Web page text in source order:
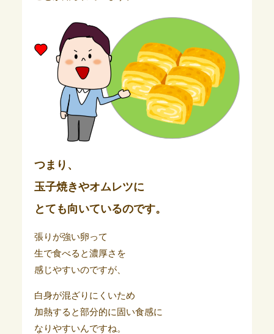
つまり、
玉子焼きやオムレツに
とても向いているのです。
張りが強い卵って
生で食べると濃厚さを
感じやすいのですが、
白身が混ざりにくいため
加熱すると部分的に固い食感に
なりやすいんですね。